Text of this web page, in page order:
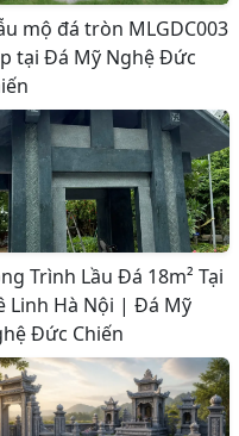
mộ đá tròn MLGDC003
tại Đá Mỹ Nghệ Đức
Trình Lầu Đá 18m² Tại
Linh Hà Nội | Đá Mỹ
Đức Chiến